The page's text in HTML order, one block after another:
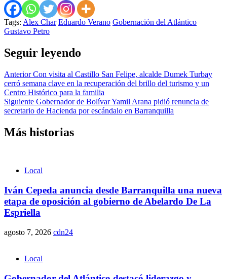
Tags: Alex Char Eduardo Verano Gobernación del Atlántico
Gustavo Petro
Seguir leyendo
AnteriorCon visita al Castillo San Felipe, alcalde Dumek Turbay
cerró semana clave en la recuperación del brillo del turismo y un
Centro Histórico para la familia
Siguiente Gobernador de Bolívar Yamil Arana pidió renuncia de
secretario de Hacienda por escándalo en Barranquilla
Más historias
Local
Iván Cepeda anuncia desde Barranquilla una nueva
etapa de oposición al gobierno de Abelardo De La
Espriella
agosto 7, 2026 cdn24
Local